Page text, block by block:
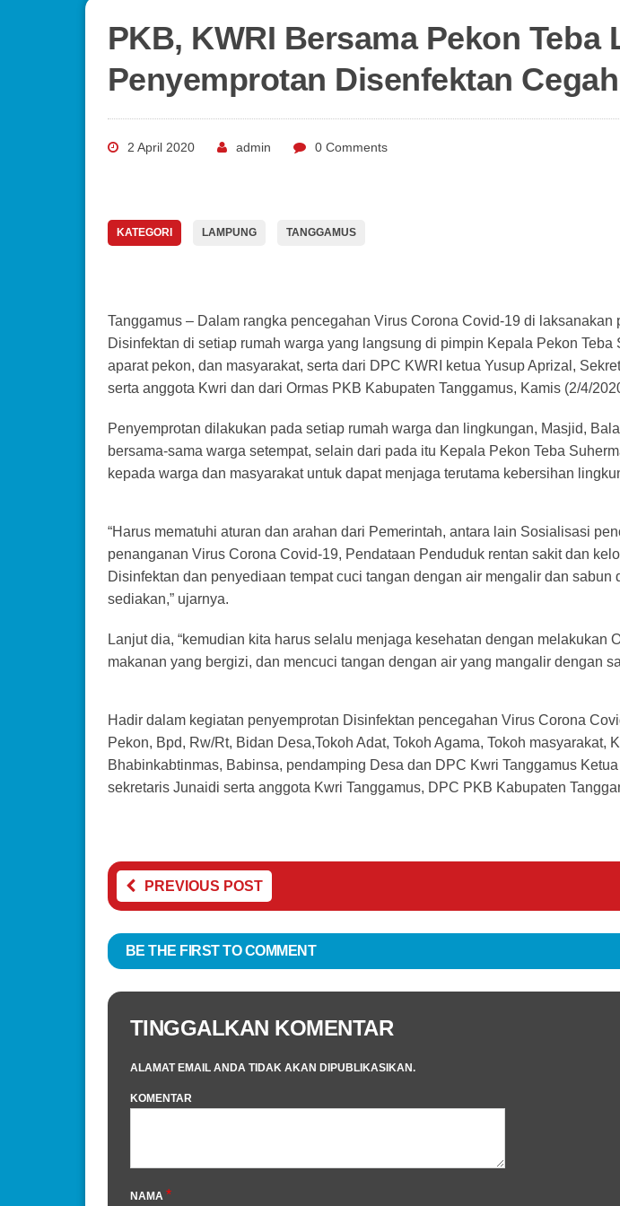
PKB, KWRI Bersama Pekon Teba
Penyemprotan Disenfektan
2 April 2020 admin 0 Comments
KATEGORI LAMPUNG TANGGAMUS
Tanggamus – Dalam rangka pencegahan Virus Corona Covid-19 di laksanakan
Disinfektan di setiap rumah warga yang langsung di pimpin Kepala Pekon Teba
aparat pekon, dan masyarakat, serta dari DPC KWRI ketua Yusup Aprizal,
serta anggota Kwri dan dari Ormas PKB Kabupaten Tanggamus, Kamis (2/4/
Penyemprotan dilakukan pada setiap rumah warga dan lingkungan, Masjid,
bersama-sama warga setempat, selain dari pada itu Kepala Pekon Teba
kepada warga dan masyarakat untuk dapat menjaga terutama kebersihan
“Harus mematuhi aturan dan arahan dari Pemerintah, antara lain Sosialisasi
penanganan Virus Corona Covid-19, Pendataan Penduduk rentan sakit dan
Disinfektan dan penyediaan tempat cuci tangan dengan air mengalir dan sabun
sediakan,” ujarnya.
Lanjut dia, “kemudian kita harus selalu menjaga kesehatan dengan melakukan
makanan yang bergizi, dan mencuci tangan dengan air yang mangalir dengan
Hadir dalam kegiatan penyemprotan Disinfektan pencegahan Virus Corona
Pekon, Bpd, Rw/Rt, Bidan Desa,Tokoh Adat, Tokoh Agama, Tokoh masyarakat,
Bhabinkabtinmas, Babinsa, pendamping Desa dan DPC Kwri Tanggamus
sekretaris Junaidi serta anggota Kwri Tanggamus, DPC PKB Kabupaten
PREVIOUS POST
BE THE FIRST TO COMMENT
TINGGALKAN KOMENTAR
ALAMAT EMAIL ANDA TIDAK AKAN DIPUBLIKASIKAN.
KOMENTAR
NAMA *